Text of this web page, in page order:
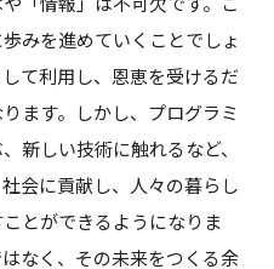
みを進めていくことでしょ
て利用し、恩恵を受けるだ
ます。しかし、プログラミ
新しい技術に触れるなど、
会に貢献し、人々の暮らし
とができるようになりま
なく、その未来をつくる余